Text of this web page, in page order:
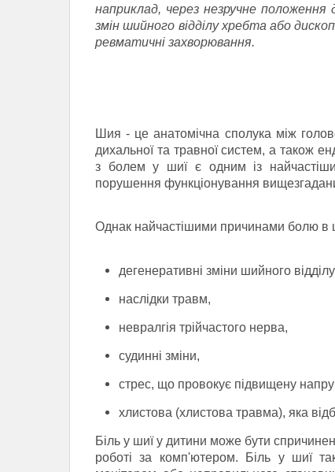
наприклад, через незручне положення
змін шийного відділу хребта або
ревматичні захворювання.
Шия - це анатомічна сполука між
дихальної та травної систем, а також
з болем у шиї є одним із
порушення функціонування
Однак найчастішими причинами болю в
дегенеративні зміни шийного
наслідки травм,
невралгія трійчастого нерва,
судинні зміни,
стрес, що провокує підвищену
хлистова (хлистова травма), яка
Біль у шиї у дитини може бути
роботі за комп'ютером.
Біль у шиї